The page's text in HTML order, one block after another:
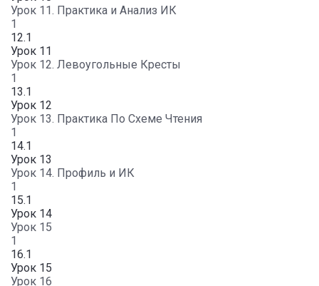
Урок 11. Практика и Анализ ИК
1
12.1
Урок 11
Урок 12. Левоугольные Кресты
1
13.1
Урок 12
Урок 13. Практика По Схеме Чтения
1
14.1
Урок 13
Урок 14. Профиль и ИК
1
15.1
Урок 14
Урок 15
1
16.1
Урок 15
Урок 16